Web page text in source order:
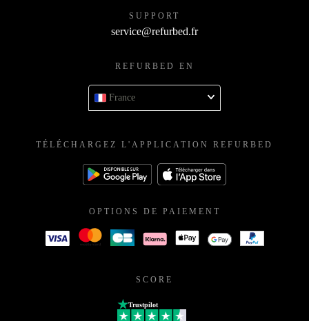
SUPPORT
service@refurbed.fr
REFURBED EN
France
TÉLÉCHARGEZ L'APPLICATION REFURBED
OPTIONS DE PAIEMENT
SCORE
Trustpilot